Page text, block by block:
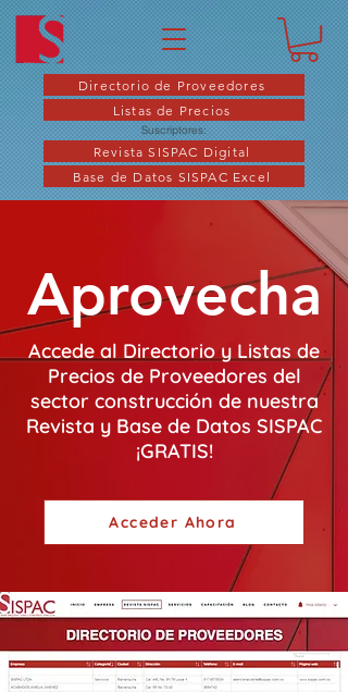
Suscriptores:
Revista SISPAC Digital
Base de Datos SISPAC Excel
Directorio de Proveedores
Listas de Precios
Aprovecha
Accede al Directorio y Listas de
Precios de Proveedores del
sector construcción de nuestra
Revista y Base de Datos SISPAC
¡GRATIS!
Acceder Ahora